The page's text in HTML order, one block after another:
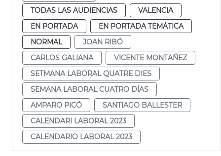
TODAS LAS AUDIENCIAS
VALENCIA
EN PORTADA
EN PORTADA TEMÁTICA
NORMAL
JOAN RIBÓ
CARLOS GALIANA
VICENTE MONTAÑEZ
SETMANA LABORAL QUATRE DIES
SEMANA LABORAL CUATRO DÍAS
AMPARO PICÓ
SANTIAGO BALLESTER
CALENDARI LABORAL 2023
CALENDARIO LABORAL 2023